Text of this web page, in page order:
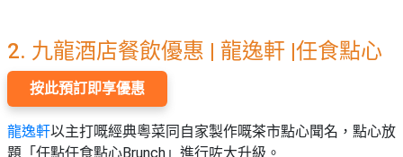
2. 九龍酒店餐飲優惠 | 龍逸軒 |任食點心
按此預訂即享優惠
龍逸軒以主打嘅經典粵菜同自家製作嘅茶市點心聞名，點心放
題「任點任食點心Brunch」進行咗大升級。